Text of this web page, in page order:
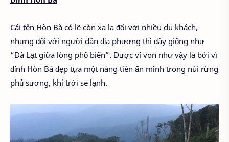
Cái tên Hòn Bà có lẽ còn xa lạ đối với nhiều du khách,
nhưng đối với người dân địa phương thì đây giống như
“Đà Lạt giữa lòng phố biển”. Được ví von như vậy là bởi vì
đỉnh Hòn Bà đẹp tựa một nàng tiên ẩn mình trong núi rừng
phủ sương, khí trời se lạnh.